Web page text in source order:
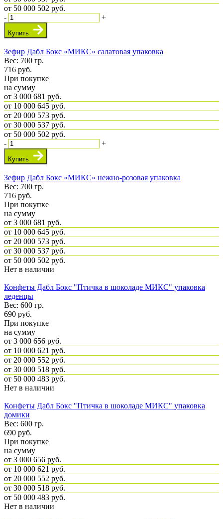
от 50 000 502 руб.
-
+
Купить
Зефир Дабл Бокс «МИКС» салатовая упаковка
Вес: 700 гр.
716 руб.
При покупке
на сумму
от 3 000 681 руб.
от 10 000 645 руб.
от 20 000 573 руб.
от 30 000 537 руб.
от 50 000 502 руб.
-
+
Купить
Зефир Дабл Бокс «МИКС» нежно-розовая упаковка
Вес: 700 гр.
716 руб.
При покупке
на сумму
от 3 000 681 руб.
от 10 000 645 руб.
от 20 000 573 руб.
от 30 000 537 руб.
от 50 000 502 руб.
Нет в наличии
Конфеты Дабл Бокс "Птичка в шоколаде МИКС" упаковка
леденцы
Вес: 600 гр.
690 руб.
При покупке
на сумму
от 3 000 656 руб.
от 10 000 621 руб.
от 20 000 552 руб.
от 30 000 518 руб.
от 50 000 483 руб.
Нет в наличии
Конфеты Дабл Бокс "Птичка в шоколаде МИКС" упаковка
домики
Вес: 600 гр.
690 руб.
При покупке
на сумму
от 3 000 656 руб.
от 10 000 621 руб.
от 20 000 552 руб.
от 30 000 518 руб.
от 50 000 483 руб.
Нет в наличии